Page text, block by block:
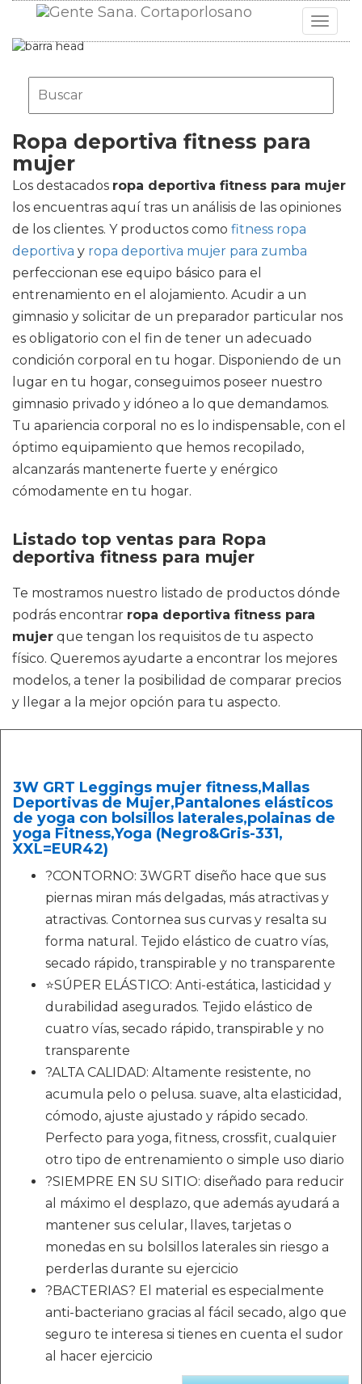
Toggle
Ropa deportiva fitness para
mujer
Los destacados ropa deportiva fitness para mujer
los encuentras aquí tras un análisis de las opiniones
de los clientes. Y productos como fitness ropa
deportiva y ropa deportiva mujer para zumba
perfeccionan ese equipo básico para el
entrenamiento en el alojamiento. Acudir a un
gimnasio y solicitar de un preparador particular nos
es obligatorio con el fin de tener un adecuado
condición corporal en tu hogar. Disponiendo de un
lugar en tu hogar, conseguimos poseer nuestro
gimnasio privado y idóneo a lo que demandamos.
Tu apariencia corporal no es lo indispensable, con el
óptimo equipamiento que hemos recopilado,
alcanzarás mantenerte fuerte y enérgico
cómodamente en tu hogar.
Listado top ventas para Ropa
deportiva fitness para mujer
Te mostramos nuestro listado de productos dónde
podrás encontrar ropa deportiva fitness para
mujer que tengan los requisitos de tu aspecto
físico. Queremos ayudarte a encontrar los mejores
modelos, a tener la posibilidad de comparar precios
y llegar a la mejor opción para tu aspecto.
3W GRT Leggings mujer fitness,Mallas
Deportivas de Mujer,Pantalones elásticos
de yoga con bolsillos laterales,polainas de
yoga Fitness,Yoga (Negro&Gris-331,
XXL=EUR42)
?CONTORNO: 3WGRT diseño hace que sus
piernas miran más delgadas, más atractivas y
atractivas. Contornea sus curvas y resalta su
forma natural. Tejido elástico de cuatro vías,
secado rápido, transpirable y no transparente
⭐SÚPER ELÁSTICO: Anti-estática, lasticidad y
durabilidad asegurados. Tejido elástico de
cuatro vías, secado rápido, transpirable y no
transparente
?ALTA CALIDAD: Altamente resistente, no
acumula pelo o pelusa. suave, alta elasticidad,
cómodo, ajuste ajustado y rápido secado.
Perfecto para yoga, fitness, crossfit, cualquier
otro tipo de entrenamiento o simple uso diario
?SIEMPRE EN SU SITIO: diseñado para reducir
al máximo el desplazo, que además ayudará a
mantener sus celular, llaves, tarjetas o
monedas en su bolsillos laterales sin riesgo a
perderlas durante su ejercicio
?BACTERIAS? El material es especialmente
anti-bacteriano gracias al fácil secado, algo que
seguro te interesa si tienes en cuenta el sudor
al hacer ejercicio